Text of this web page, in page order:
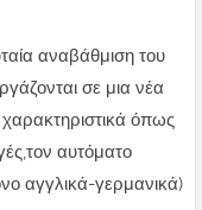
αναβάθμιση του
σε μια νέα
όπως
αυτόματο
αγγλικά-γερμανικά)